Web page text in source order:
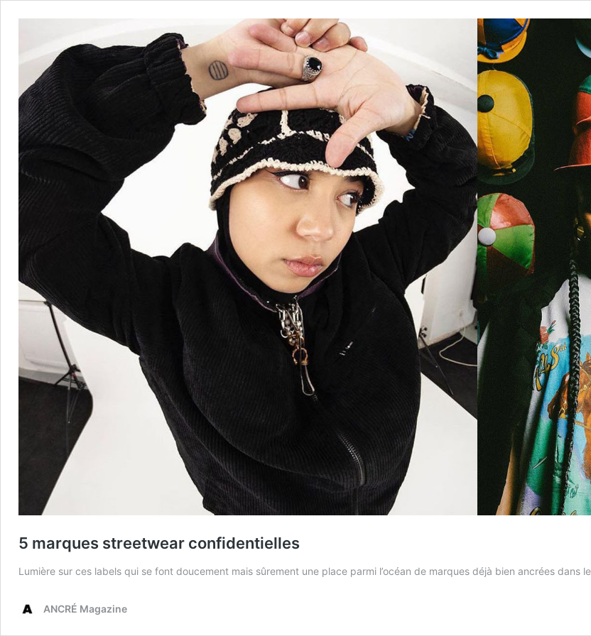
5 marques streetwear confidentielles
Lumière sur ces labels qui se font doucement mais sûrement une place parmi l’océan de marques déjà bien ancrées dans
ANCRÉ Magazine